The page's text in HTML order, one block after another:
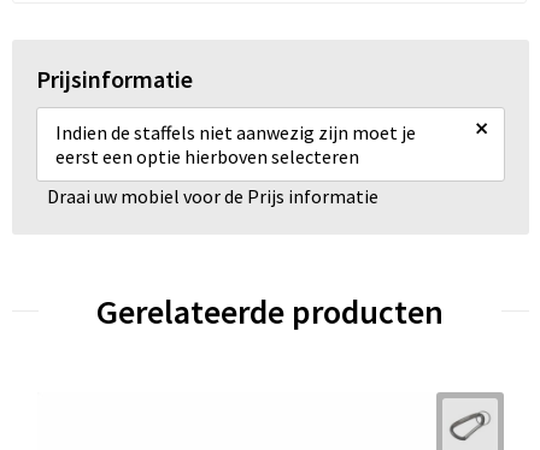
Prijsinformatie
Indien de staffels niet aanwezig zijn moet je
eerst een optie hierboven selecteren
×
Draai uw mobiel voor de Prijs informatie
Gerelateerde producten